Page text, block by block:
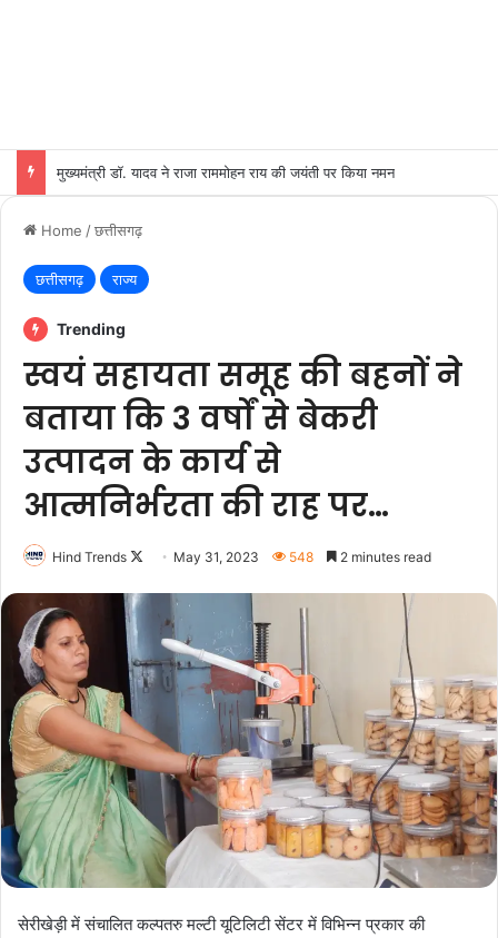
मुख्यमंत्री डॉ. यादव ने राजा राममोहन राय की जयंती पर किया नमन
Home /छत्तीसगढ़
छत्तीसगढ़ राज्य
Trending
स्वयं सहायता समूह की बहनों ने
बताया कि 3 वर्षों से बेकरी
उत्पादन के कार्य से
आत्मनिर्भरता की राह पर…
Hind Trends
FollowMay 31, 2023 548 2 minutes read
सेरीखेड़ी में संचालित कल्पतरु मल्टी यूटिलिटी सेंटर में विभिन्न प्रकार की